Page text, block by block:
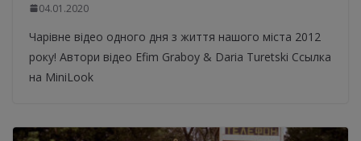
04.01.2020
Чарівне відео одного дня з життя нашого міста 2012
року! Автори відео Efim Graboy & Daria Turetski Ссылка
на MiniLook